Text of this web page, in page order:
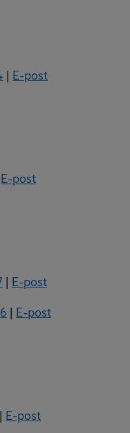
| E-post
E-post
| E-post
| E-post
| E-post